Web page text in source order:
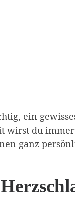
ein
wirst du
ganz